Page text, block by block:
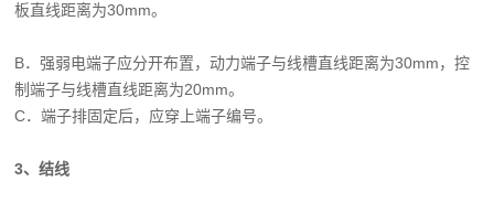
板直线距离为30mm。
B．强弱电端子应分开布置，动力端子与线槽直线距离为30mm，控
制端子与线槽直线距离为20mm。
C．端子排固定后，应穿上端子编号。
3、结线